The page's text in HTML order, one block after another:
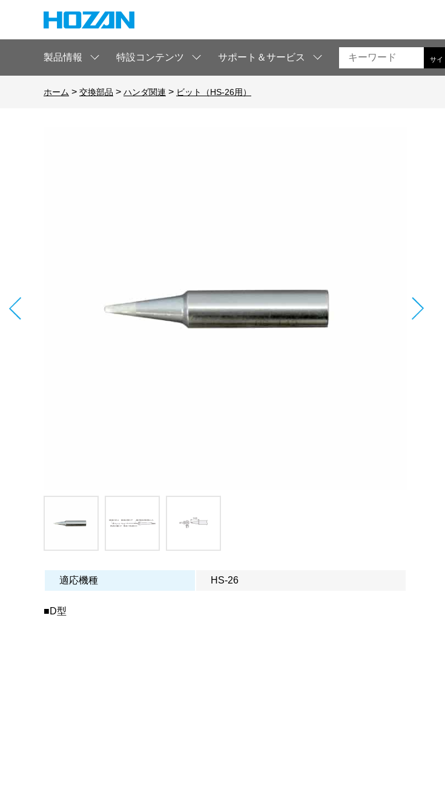
製品情報 特設コンテンツ サポート＆サービス サイ
ホーム > 交換部品 > ハンダ関連 > ビット（HS-26用）
適応機種 HS-26
■D型